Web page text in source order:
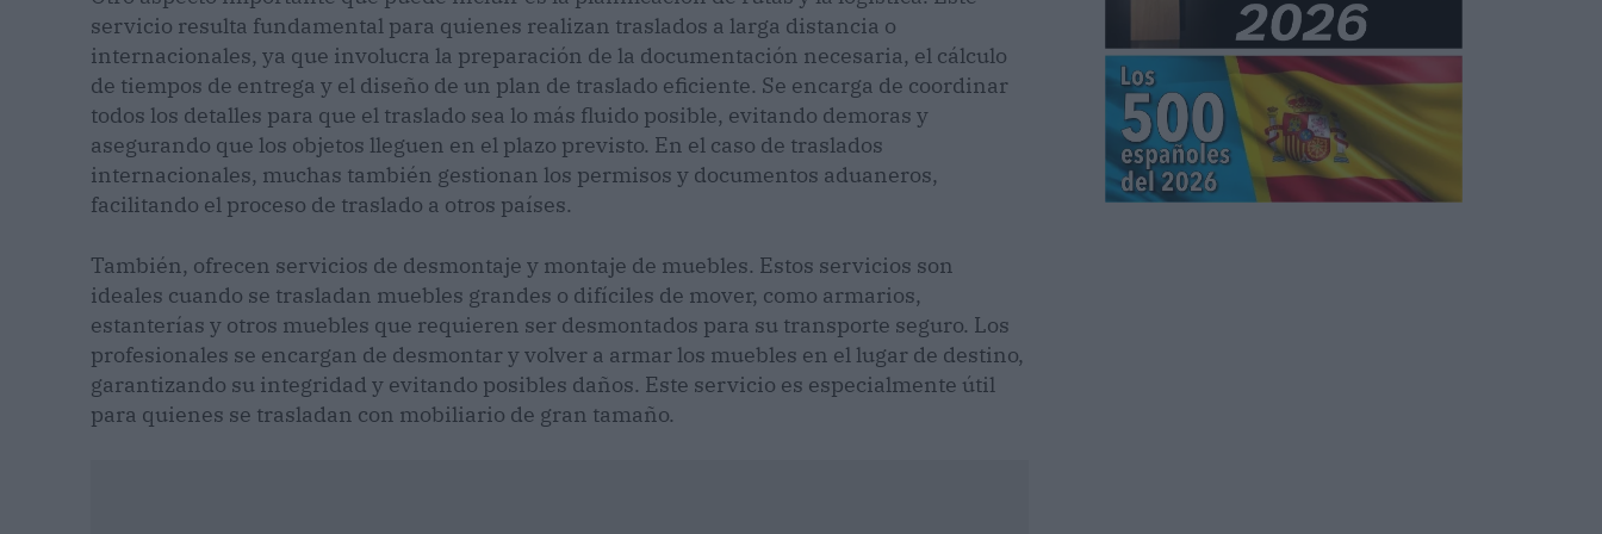
servicio resulta fundamental para quienes realizan traslados a larga distancia o
internacionales, ya que involucra la preparación de la documentación necesaria, el cálculo
de tiempos de entrega y el diseño de un plan de traslado eficiente. Se encarga de coordinar
todos los detalles para que el traslado sea lo más fluido posible, evitando demoras y
asegurando que los objetos lleguen en el plazo previsto. En el caso de traslados
internacionales, muchas también gestionan los permisos y documentos aduaneros,
facilitando el proceso de traslado a otros países.
También, ofrecen servicios de desmontaje y montaje de muebles. Estos servicios son
ideales cuando se trasladan muebles grandes o difíciles de mover, como armarios,
estanterías y otros muebles que requieren ser desmontados para su transporte seguro. Los
profesionales se encargan de desmontar y volver a armar los muebles en el lugar de destino,
garantizando su integridad y evitando posibles daños. Este servicio es especialmente útil
para quienes se trasladan con mobiliario de gran tamaño.